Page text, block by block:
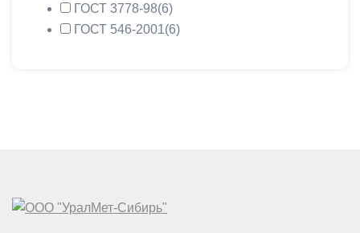
ГОСТ 3778-98(6)
ГОСТ 546-2001(6)